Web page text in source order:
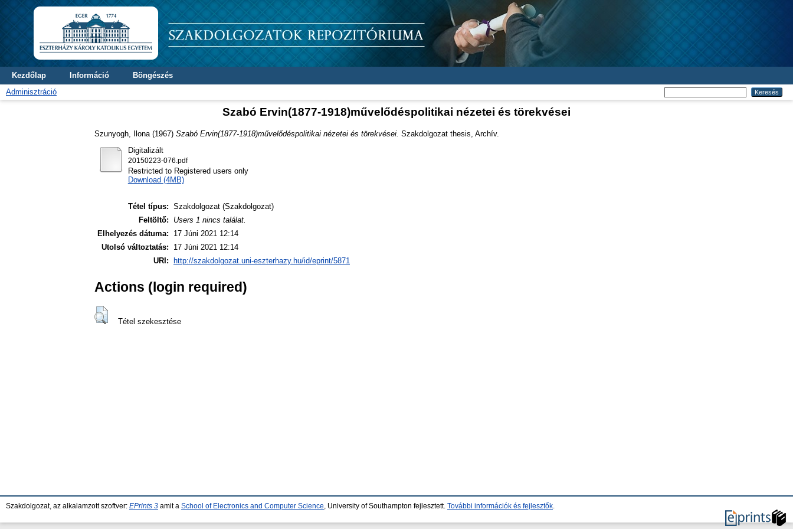
Kezdőlap Információ
Böngészés
Adminisztráció
Szabó Ervin(1877-1918)művelődéspolitikai nézetei és törekvései
Szunyogh, Ilona (1967) Szabó Ervin(1877-1918)művelődéspolitikai nézetei és törekvései. Szakdolgozat thesis, Archív.
Digitalizált
20150223-076.pdf
Restricted to Registered users only
Download (4MB)
Tétel típus: Szakdolgozat (Szakdolgozat)
Feltöltő:
Users 1 nincs találat.
Elhelyezés dátuma:
17 Júni 2021 12:14
Utolsó változtatás:
17 Júni 2021 12:14
URI:
http://szakdolgozat.uni-eszterhazy.hu/id/eprint/5871
Actions (login required)
Tétel szekesztése
Szakdolgozat, az alkalamzott szoftver: EPrints 3 amit a School of Electronics and Computer Science , University of Southampton fejlesztett. További információk és fejlesztők